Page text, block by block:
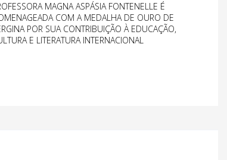
MAGNA ASPÁSIA FONTENELLE É
COM A MEDALHA DE OURO DE
POR SUA CONTRIBUIÇÃO À EDUCAÇÃO,
E LITERATURA INTERNACIONAL